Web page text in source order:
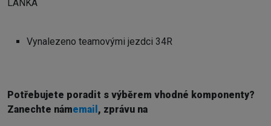
LANKA
Vynalezeno teamovými jezdci 34R
Potřebujete poradit s výběrem vhodné komponenty?
Zanechte námemail , zprávu na